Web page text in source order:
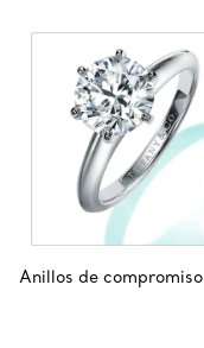
Anillos de compromiso